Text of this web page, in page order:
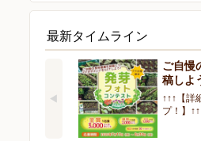
最新タイムライン
ご自慢
稿しよ
↑↑↑【詳
プ！】